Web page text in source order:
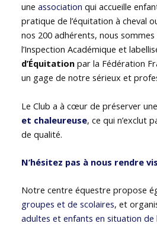
uneassociation qui accueille
pratique de l’équitation à cheval
nos 200 adhérents, nous
l’Inspection Académique et
d’Équitation par la Fédération
un gage de notre sérieux et
Le Club a à cœur de préserver une
et chaleureuse, ce qui n’exclut
de qualité.
N’hésitez pas à nous rendre
Notre centre équestre propose
groupes et de scolaires, et
adultes et enfants en situation de